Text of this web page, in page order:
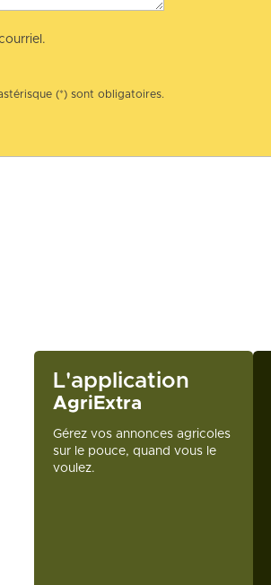
(*) sont obligatoires.
L'application
AgriExtra
Gérez vos annonces agricoles
sur le pouce, quand vous le
voulez.